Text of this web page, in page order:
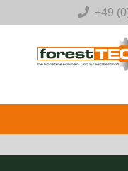
+49